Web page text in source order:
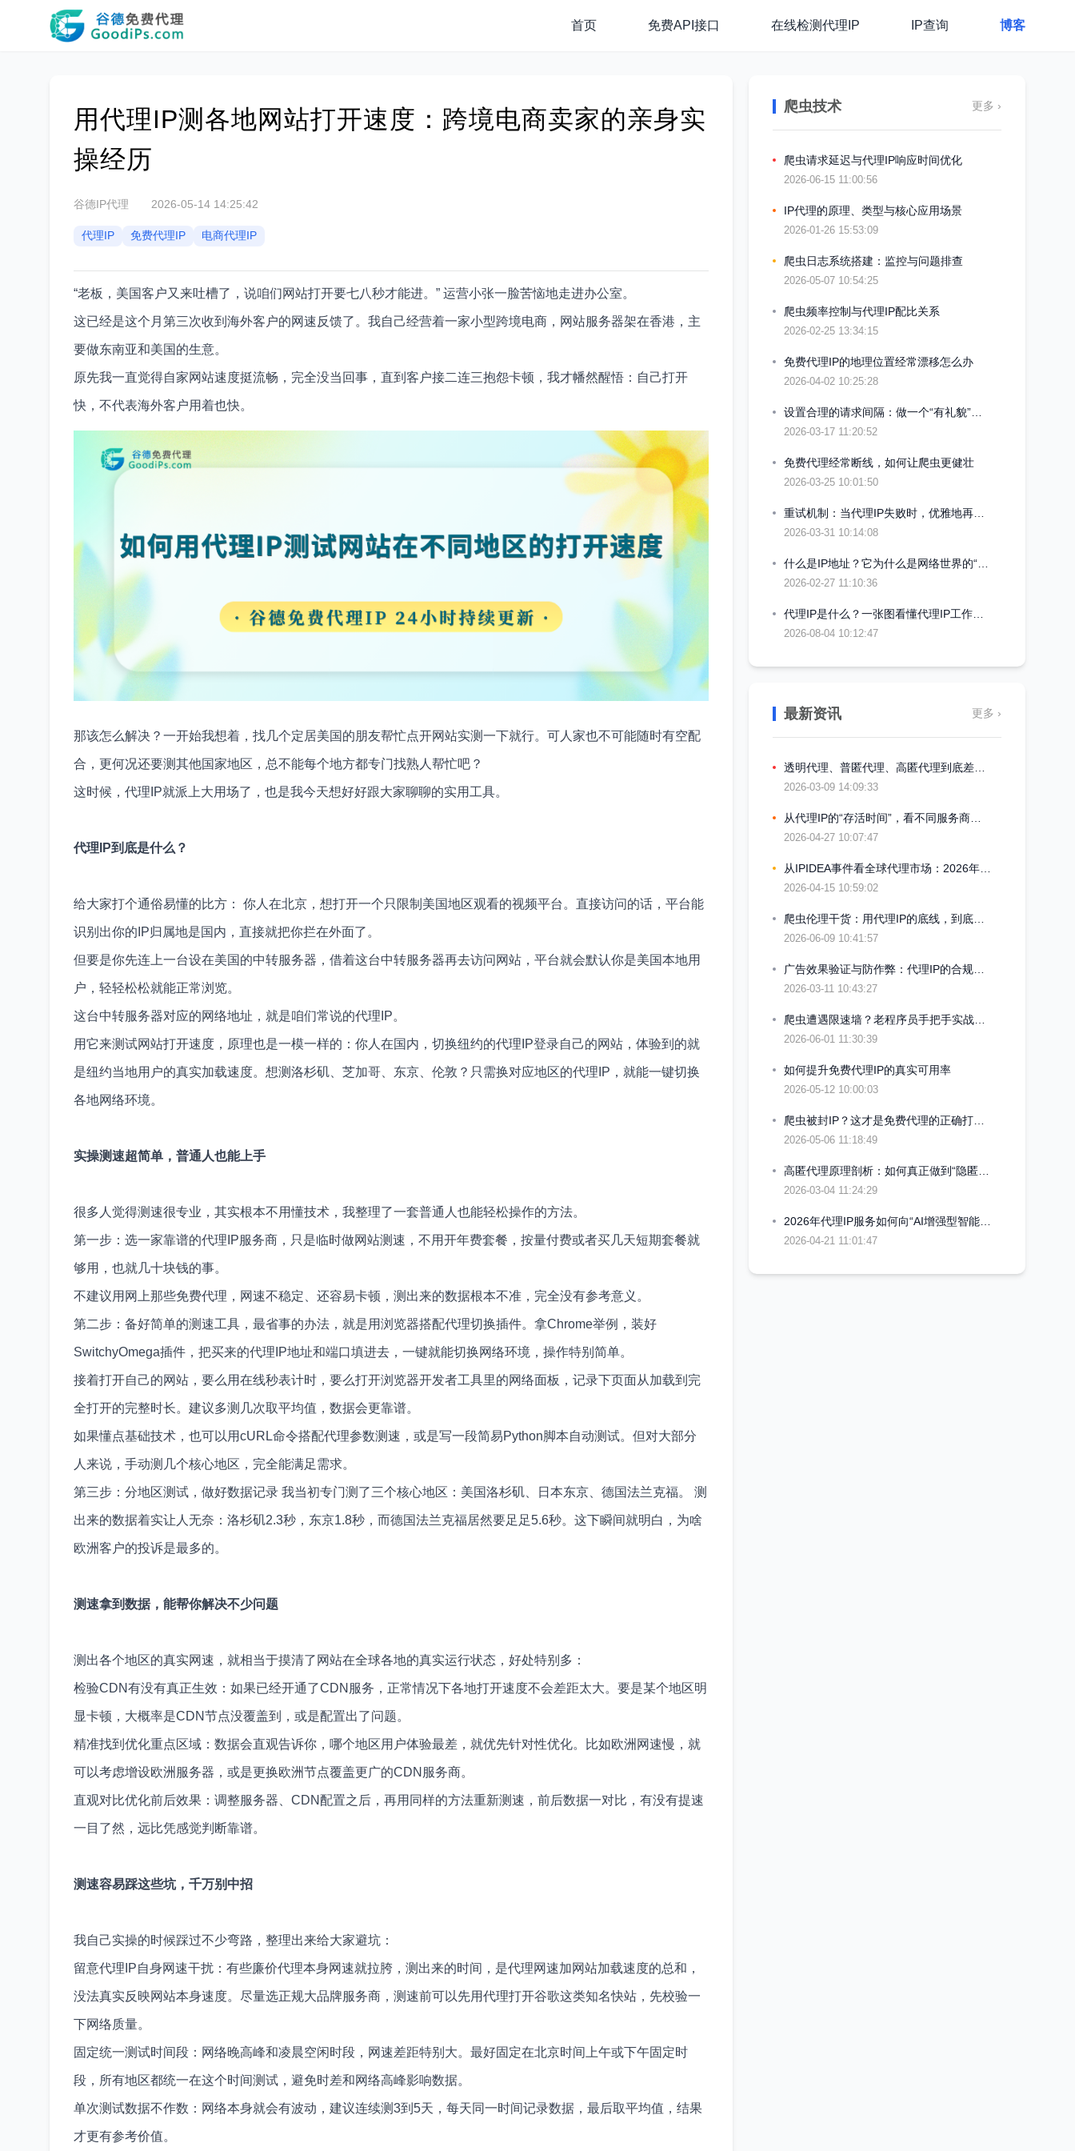
首页 免费API接口 在线检测代理IP IP查询 博客
用代理IP测各地网站打开速度：跨境电商卖家的亲身实
操经历
谷德IP代理 2026-05-14 14:25:42
代理IP 免费代理IP 电商代理IP
“老板，美国客户又来吐槽了，说咱们网站打开要七八秒才能进。” 运营小张一脸苦恼地走进办公室。
这已经是这个月第三次收到海外客户的网速反馈了。我自己经营着一家小型跨境电商，网站服务器架在香港，主
要做东南亚和美国的生意。
原先我一直觉得自家网站速度挺流畅，完全没当回事，直到客户接二连三抱怨卡顿，我才幡然醒悟：自己打开
快，不代表海外客户用着也快。
那该怎么解决？一开始我想着，找几个定居美国的朋友帮忙点开网站实测一下就行。可人家也不可能随时有空配
合，更何况还要测其他国家地区，总不能每个地方都专门找熟人帮忙吧？
这时候，代理IP就派上大用场了，也是我今天想好好跟大家聊聊的实用工具。
代理IP到底是什么？
给大家打个通俗易懂的比方： 你人在北京，想打开一个只限制美国地区观看的视频平台。直接访问的话，平台能
识别出你的IP归属地是国内，直接就把你拦在外面了。
但要是你先连上一台设在美国的中转服务器，借着这台中转服务器再去访问网站，平台就会默认你是美国本地用
户，轻轻松松就能正常浏览。
这台中转服务器对应的网络地址，就是咱们常说的代理IP。
用它来测试网站打开速度，原理也是一模一样的：你人在国内，切换纽约的代理IP登录自己的网站，体验到的就
是纽约当地用户的真实加载速度。想测洛杉矶、芝加哥、东京、伦敦？只需换对应地区的代理IP，就能一键切换
各地网络环境。
实操测速超简单，普通人也能上手
很多人觉得测速很专业，其实根本不用懂技术，我整理了一套普通人也能轻松操作的方法。
第一步：选一家靠谱的代理IP服务商，只是临时做网站测速，不用开年费套餐，按量付费或者买几天短期套餐就
够用，也就几十块钱的事。
不建议用网上那些免费代理，网速不稳定、还容易卡顿，测出来的数据根本不准，完全没有参考意义。
第二步：备好简单的测速工具，最省事的办法，就是用浏览器搭配代理切换插件。拿Chrome举例，装好
SwitchyOmega插件，把买来的代理IP地址和端口填进去，一键就能切换网络环境，操作特别简单。
接着打开自己的网站，要么用在线秒表计时，要么打开浏览器开发者工具里的网络面板，记录下页面从加载到完
全打开的完整时长。建议多测几次取平均值，数据会更靠谱。
如果懂点基础技术，也可以用cURL命令搭配代理参数测速，或是写一段简易Python脚本自动测试。但对大部分
人来说，手动测几个核心地区，完全能满足需求。
第三步：分地区测试，做好数据记录 我当初专门测了三个核心地区：美国洛杉矶、日本东京、德国法兰克福。 测
出来的数据着实让人无奈：洛杉矶2.3秒，东京1.8秒，而德国法兰克福居然要足足5.6秒。这下瞬间就明白，为啥
欧洲客户的投诉是最多的。
测速拿到数据，能帮你解决不少问题
测出各个地区的真实网速，就相当于摸清了网站在全球各地的真实运行状态，好处特别多：
检验CDN有没有真正生效：如果已经开通了CDN服务，正常情况下各地打开速度不会差距太大。要是某个地区明
显卡顿，大概率是CDN节点没覆盖到，或是配置出了问题。
精准找到优化重点区域：数据会直观告诉你，哪个地区用户体验最差，就优先针对性优化。比如欧洲网速慢，就
可以考虑增设欧洲服务器，或是更换欧洲节点覆盖更广的CDN服务商。
直观对比优化前后效果：调整服务器、CDN配置之后，再用同样的方法重新测速，前后数据一对比，有没有提速
一目了然，远比凭感觉判断靠谱。
测速容易踩这些坑，千万别中招
我自己实操的时候踩过不少弯路，整理出来给大家避坑：
留意代理IP自身网速干扰：有些廉价代理本身网速就拉胯，测出来的时间，是代理网速加网站加载速度的总和，
没法真实反映网站本身速度。尽量选正规大品牌服务商，测速前可以先用代理打开谷歌这类知名快站，先校验一
下网络质量。
固定统一测试时间段：网络晚高峰和凌晨空闲时段，网速差距特别大。最好固定在北京时间上午或下午固定时
段，所有地区都统一在这个时间测试，避免时差和网络高峰影响数据。
单次测试数据不作数：网络本身就会有波动，建议连续测3到5天，每天同一时间记录数据，最后取平均值，结果
才更有参考价值。
爬虫技术 更多 ›
爬虫请求延迟与代理IP响应时间优化
2026-06-15 11:00:56
IP代理的原理、类型与核心应用场景
2026-01-26 15:53:09
爬虫日志系统搭建：监控与问题排查
2026-05-07 10:54:25
爬虫频率控制与代理IP配比关系
2026-02-25 13:34:15
免费代理IP的地理位置经常漂移怎么办
2026-04-02 10:25:28
2026-03-17 11:20:52
免费代理经常断线，如何让爬虫更健壮
2026-03-25 10:01:50
2026-03-31 10:14:08
2026-02-27 11:10:36
2026-08-04 10:12:47
最新资讯 更多 ›
2026-03-09 14:09:33
2026-04-27 10:07:47
2026-04-15 10:59:02
2026-06-09 10:41:57
2026-03-11 10:43:27
2026-06-01 11:30:39
如何提升免费代理IP的真实可用率
2026-05-12 10:00:03
2026-05-06 11:18:49
2026-03-04 11:24:29
2026-04-21 11:01:47